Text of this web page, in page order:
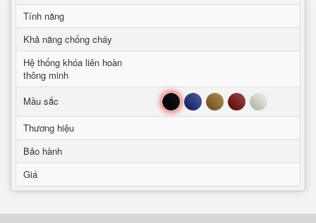
Tính năng
Khả năng chống cháy
Hệ thống khóa liên hoàn
thông minh
Mầu sắc
Đen Xanh Nâu Đỏ Trắng
Thương hiệu
Bảo hành
Giá